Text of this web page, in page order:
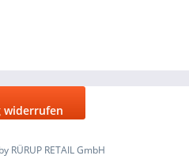
widerrufen
RÜRUP RETAIL GmbH